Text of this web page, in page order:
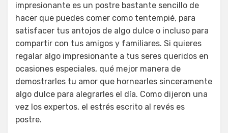
impresionante es un postre bastante sencillo de
hacer que puedes comer como tentempié, para
satisfacer tus antojos de algo dulce o incluso para
compartir con tus amigos y familiares. Si quieres
regalar algo impresionante a tus seres queridos en
ocasiones especiales, qué mejor manera de
demostrarles tu amor que hornearles sinceramente
algo dulce para alegrarles el día. Como dijeron una
vez los expertos, el estrés escrito al revés es
postre.